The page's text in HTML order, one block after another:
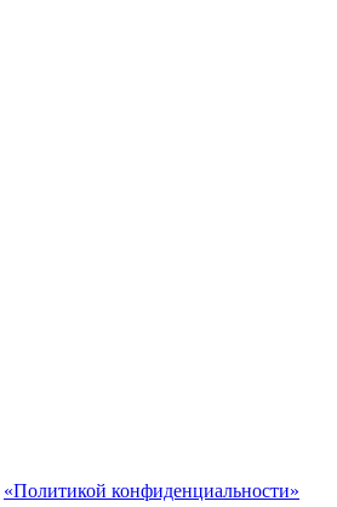
«Политикой конфиденциальности»